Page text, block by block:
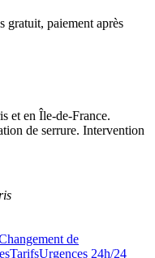
gratuit, paiement après
et en Île-de-France.
de serrure. Intervention
de
TarifsUrgences 24h/24